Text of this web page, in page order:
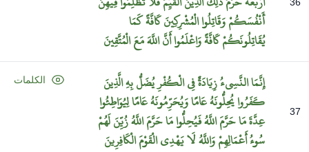
أَنْفُسَكُمْوَقَاتِلُواالْمُشْرِكِينَكَافَّةًكَمَا
يُقَاتِلُونَكُمْكَافَّةًوَاعْلَمُواأَنَّاللَّهَمَعَالْمُتَّقِينَ
37
إِنَّمَاالنَّسِيءُزِيَادَةٌفِيالْكُفْرِيُضَلُّبِهِالَّذِينَ
كَفَرُوايُحِلُّونَهُعَامًاوَيُحَرِّمُونَهُعَامًالِيُوَاطِئُوا
عِدَّةَمَاحَرَّمَاللَّهُفَيُحِلُّوامَاحَرَّمَاللَّهُزُيِّنَلَهُمْ
سُوءُأَعْمَالِهِمْوَاللَّهُلَايَهْدِيالْقَوْمَالْكَافِرِينَ
الكلمات